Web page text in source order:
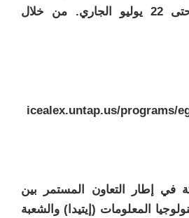
طلبات المشاركة حتى 22 يوليو الجاري. من خلال
icealex.untap.us/programs/
في إطار التعاون المستمر بين
المعلومات (إيتيدا) والشعبة